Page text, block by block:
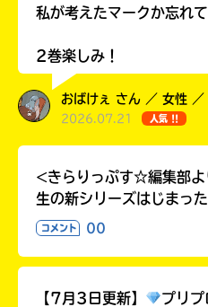
私が考えたマークか忘れ
2巻楽しみ！
おばけぇ さん ／ 女性
2026.07.21 人気 !!
<きらりっぷす☆編集部
生の新シリーズはじまった
コメント 00
【7月3日更新】 プリプ